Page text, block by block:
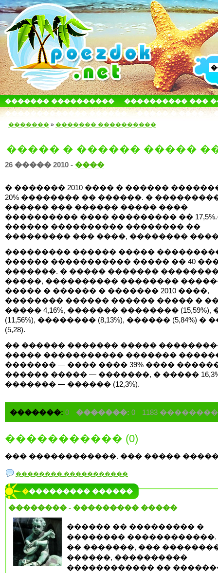
������� ����������
���������� ���
������������� ������
����� � ����
������� » ������� ����������
����� � ������ ����� ��
26 ����� 2010 - ����
� ������� 2010 ���� � ������
20% �������� �� ������. �
������ ��� ������ ����� ����
���������� ���� ��������� ��
������ ���������� �������� ��
��������� ��� ����, ��������
��������� ������ �����
������ ����������� ����� �� 40
�������. � ����� �������
�����, ���������� ��������
����� � ������ � ������� 2010 ����,
�������� ������ ������ ����� �
����� 4,16%, ������� ��������
(11,56%), �������� (8,13%), ������ (5,84%) �
(5,28).
�� ������ ������� �����
����� ����������� �������
������� — ���� ���� 39% ����
������ ����� — �������, � �����
������� — ������ (12,3%).
�������: 0 �������: 0 1183
����������� (0)
��� ������������. ��� �����
�������� �����������
���������� ������
�������� - ��������� �����
������ �� ��������� �
�������� ������������.
�� �������, ���
������, ����������
������������ ��